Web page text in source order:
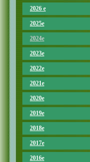
2026 e
2025e
2024e
2023e
2022e
2021e
2020e
2019e
2018e
2017e
2016e